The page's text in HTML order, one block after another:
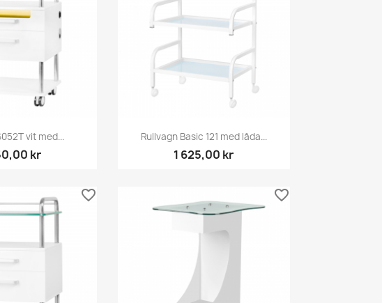
vit med...
kr
Snabbvy
Rullvagn Basic 121 med låda...
1 625,00 kr
favorite_border favorite_border